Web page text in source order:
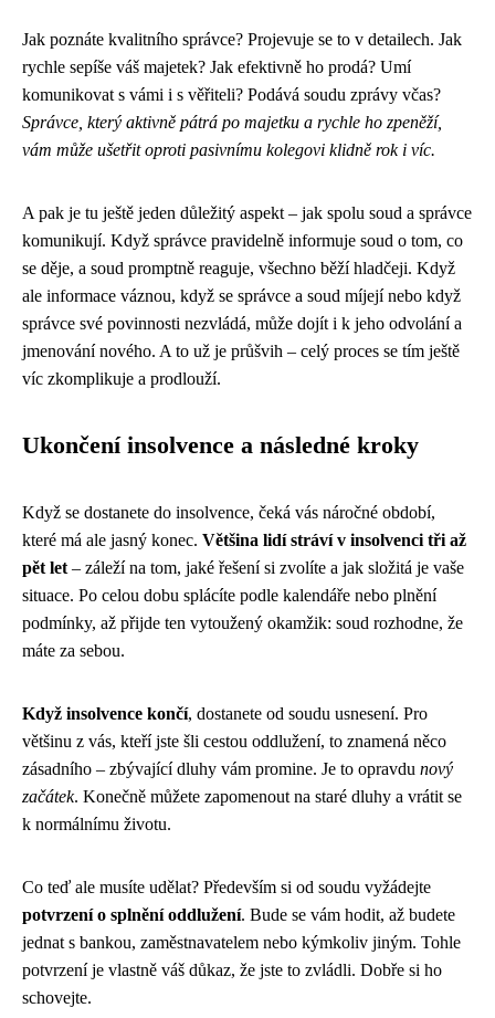
Jak poznáte kvalitního správce? Projevuje se to v detailech. Jak
rychle sepíše váš majetek? Jak efektivně ho prodá? Umí
komunikovat s vámi i s věřiteli? Podává soudu zprávy včas?
Správce, který aktivně pátrá po majetku a rychle ho zpeněží,
vám může ušetřit oproti pasivnímu kolegovi klidně rok i víc.
A pak je tu ještě jeden důležitý aspekt – jak spolu soud a správce
komunikují. Když správce pravidelně informuje soud o tom, co
se děje, a soud promptně reaguje, všechno běží hladčeji. Když
ale informace váznou, když se správce a soud míjejí nebo když
správce své povinnosti nezvládá, může dojít i k jeho odvolání a
jmenování nového. A to už je průšvih – celý proces se tím ještě
víc zkomplikuje a prodlouží.
Ukončení insolvence a následné kroky
Když se dostanete do insolvence, čeká vás náročné období,
které má ale jasný konec. Většina lidí stráví v insolvenci tři až
pět let– záleží na tom, jaké řešení si zvolíte a jak složitá je vaše
situace. Po celou dobu splácíte podle kalendáře nebo plnění
podmínky, až přijde ten vytoužený okamžik: soud rozhodne, že
máte za sebou.
Když insolvence končí, dostanete od soudu usnesení. Pro
většinu z vás, kteří jste šli cestou oddlužení, to znamená něco
zásadního – zbývající dluhy vám promine. Je to opravdu nový
začátek. Konečně můžete zapomenout na staré dluhy a vrátit se
k normálnímu životu.
Co teď ale musíte udělat? Především si od soudu vyžádejte
potvrzení o splnění oddlužení. Bude se vám hodit, až budete
jednat s bankou, zaměstnavatelem nebo kýmkoliv jiným. Tohle
potvrzení je vlastně váš důkaz, že jste to zvládli. Dobře si ho
schovejte.